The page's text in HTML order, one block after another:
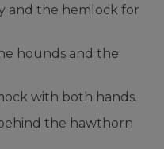
and the hemlock for
hounds and the
with both hands.
the hawthorn